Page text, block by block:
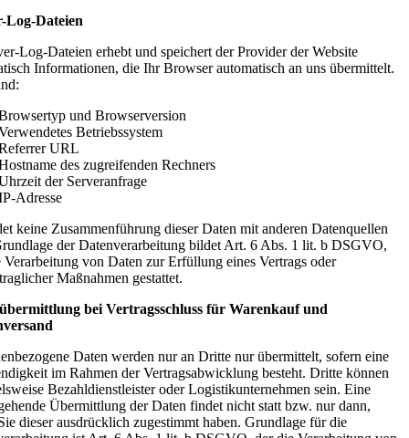
Log-Dateien
Log-Dateien erhebt und speichert der Provider der Website
Informationen, die Ihr Browser automatisch an uns übermittelt.
und Browserversion
Betriebssystem
URL
des zugreifenden Rechners
der Serveranfrage
Adresse
keine Zusammenführung dieser Daten mit anderen Datenquellen
der Datenverarbeitung bildet Art. 6 Abs. 1 lit. b DSGVO,
Verarbeitung von Daten zur Erfüllung eines Vertrags oder
Maßnahmen gestattet.
bei Vertragsschluss für Warenkauf und
Daten werden nur an Dritte nur übermittelt, sofern eine
im Rahmen der Vertragsabwicklung besteht. Dritte können
Bezahldienstleister oder Logistikunternehmen sein. Eine
Übermittlung der Daten findet nicht statt bzw. nur dann,
dieser ausdrücklich zugestimmt haben. Grundlage für die